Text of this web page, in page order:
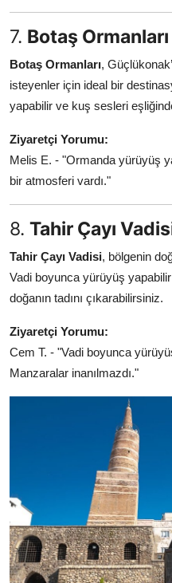
7. Botaş Ormanları
Botaş Ormanları,
isteyenler için ideal bir
yapabilir ve kuş sesleri
Ziyaretçi Yorumu:
Melis E. - "Ormanda yürüyüş
bir atmosferi vardı."
8. Tahir Çayı
Tahir Çayı Vadisi, bölgenin
Vadi boyunca yürüyüş
doğanın tadını çıkarabilirsiniz.
Ziyaretçi Yorumu:
Cem T. - "Vadi boyunca
Manzaralar inanılmazdı."